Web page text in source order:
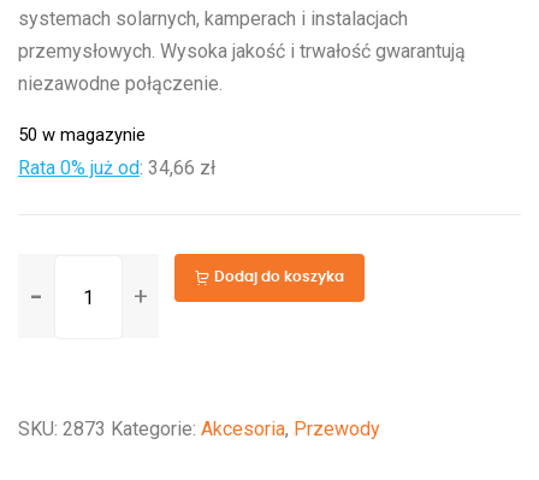
systemach solarnych, kamperach i instalacjach
przemysłowych. Wysoka jakość i trwałość gwarantują
niezawodne połączenie.
50 w magazynie
Rata 0% już od: 34,66 zł
Przewód
120
Dodaj do koszyka
SKU: 2873 Kategorie: Akcesoria, Przewody